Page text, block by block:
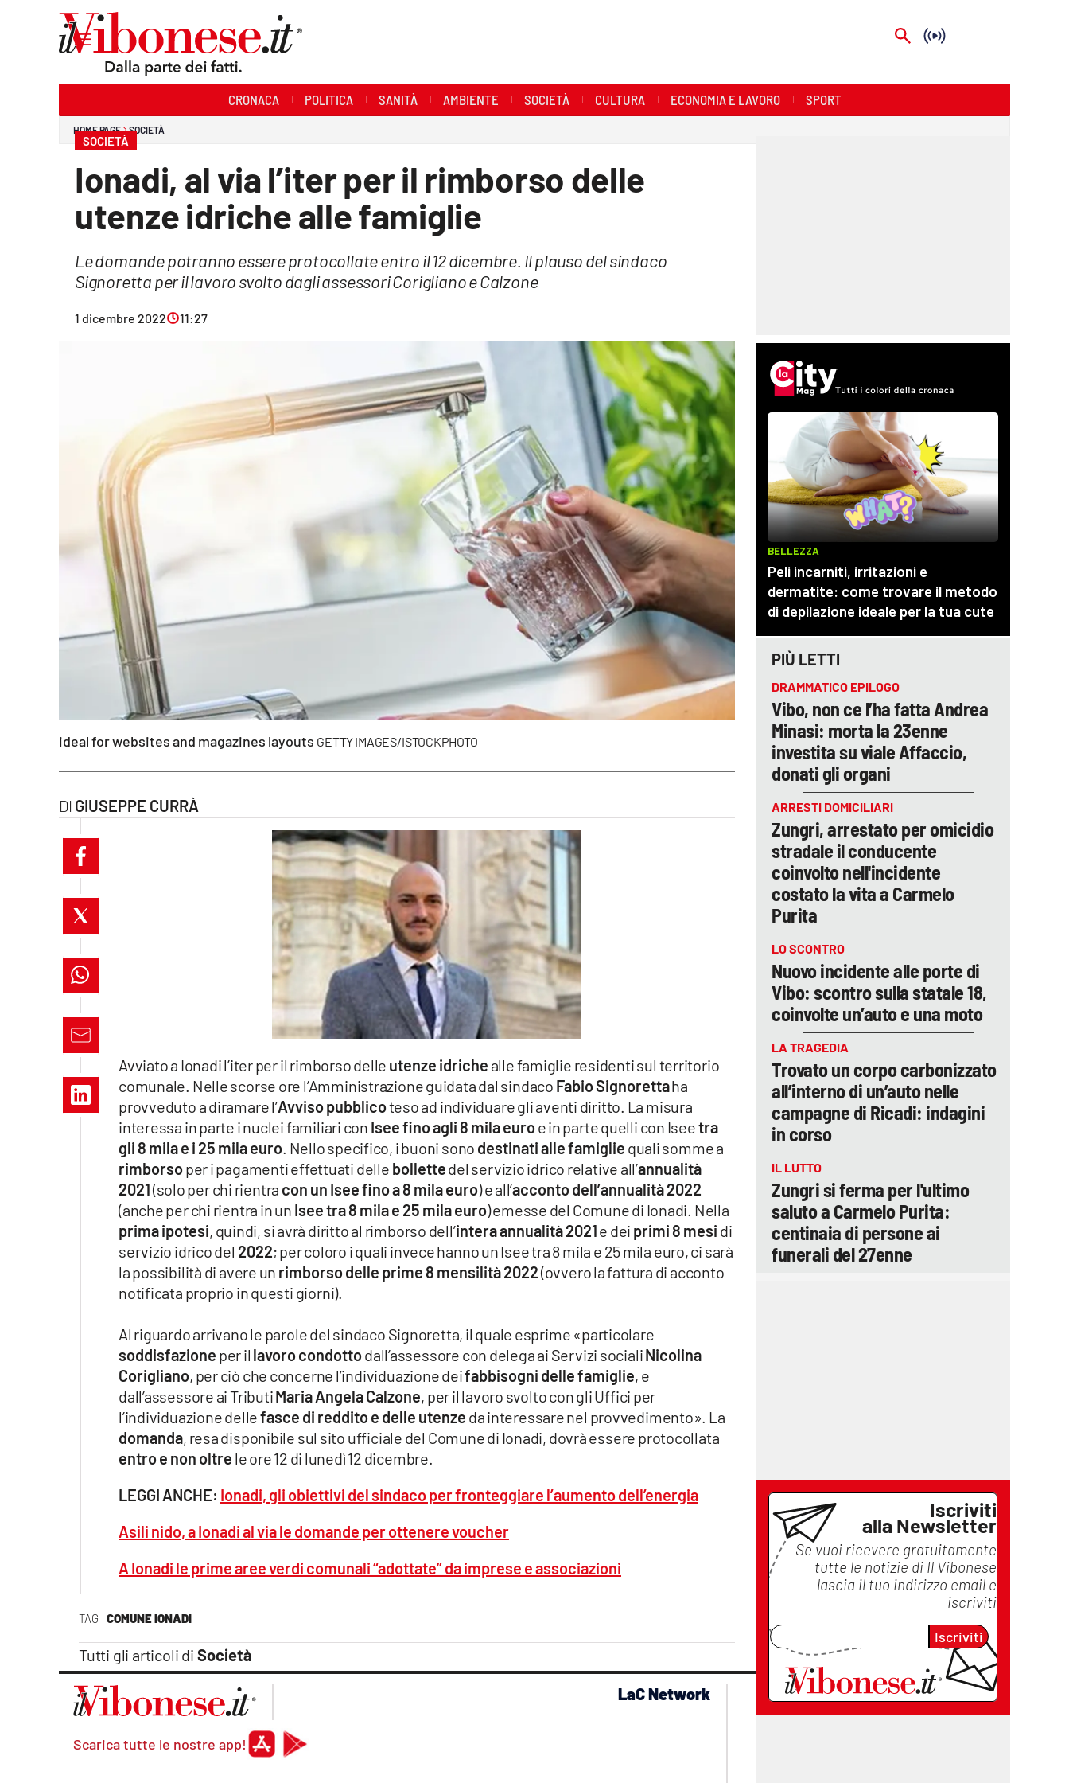
lacitymag.it
cosenzachannel.it
catanzarochannel.it
lacapitalenews.it
Vai
CRONACA POLITICA SANITÀ AMBIENTE SOCIETÀ CULTURA ECONOMIA E LAVORO SPORT
HOME PAGE SOCIETÀ
SOCIETÀ
Ionadi, al via l’iter per il rimborso delle
utenze idriche alle famiglie
ideal for websites and magazines layouts GETTY IMAGES/ISTOCKPHOTO
Le domande potranno essere protocollate entro il 12 dicembre. Il plauso del sindaco
Signoretta per il lavoro svolto dagli assessori Corigliano e Calzone
1 dicembre 2022 11:27
GIUSEPPE CURRÀ
TAG COMUNE IONADI
Tutti gli articoli di Società
Avviato a Ionadi l’iter per il rimborso delle utenze idriche alle famiglie residenti sul territorio
comunale. Nelle scorse ore l’Amministrazione guidata dal sindaco Fabio Signorettaha
provveduto a diramare l’Avviso pubblicoteso ad individuare gli aventi diritto. La misura
interessa in parte i nuclei familiari con Isee fino agli 8 mila euroe in parte quelli con Iseetra
gli 8 mila e i 25 mila euro . Nello specifico, i buoni sono destinati alle famiglie quali somme a
rimborsoper i pagamenti effettuati delle bollettedel servizio idrico relative all’annualità
2021(solo per chi rientra con un Isee fino a 8 mila euro) e all’acconto dell’annualità 2022
(anche per chi rientra in un Isee tra 8 mila e 25 mila euro) emesse del Comune di Ionadi. Nella
prima ipotesi, quindi, si avrà diritto al rimborso dell’intera annualità 2021e dei primi 8 mesi di
servizio idrico del 2022; per coloro i quali invece hanno un Isee tra 8 mila e 25 mila euro, ci sarà
la possibilità di avere un rimborso delle prime 8 mensilità 2022(ovvero la fattura di acconto
notificata proprio in questi giorni).
Al riguardo arrivano le parole del sindaco Signoretta, il quale esprime «particolare
soddisfazione per il lavoro condottodall’assessore con delega ai Servizi socialiNicolina
Corigliano, per ciò che concerne l’individuazione deifabbisogni delle famiglie, e
dall’assessore ai TributiMaria Angela Calzone, per il lavoro svolto con gli Uffici per
l’individuazione dellefasce di reddito e delle utenze da interessare nel provvedimento». La
domanda, resa disponibile sul sito ufficiale del Comune di Ionadi, dovrà essere protocollata
entro e non oltre le ore 12 di lunedì 12 dicembre.
LEGGI ANCHE: Ionadi, gli obiettivi del sindaco per fronteggiare l’aumento dell’energia
Asili nido, a Ionadi al via le domande per ottenere voucher
A Ionadi le prime aree verdi comunali “adottate” da imprese e associazioni
PIÙ LETTI
DRAMMATICO EPILOGO
Vibo, non ce l’ha fatta Andrea
Minasi: morta la 23enne
investita su viale Affaccio,
donati gli organi
ARRESTI DOMICILIARI
Zungri, arrestato per omicidio
stradale il conducente
coinvolto nell'incidente
costato la vita a Carmelo
Purita
LO SCONTRO
Nuovo incidente alle porte di
Vibo: scontro sulla statale 18,
coinvolte un’auto e una moto
LA TRAGEDIA
Trovato un corpo carbonizzato
all’interno di un’auto nelle
campagne di Ricadi: indagini
in corso
IL LUTTO
Zungri si ferma per l'ultimo
saluto a Carmelo Purita:
centinaia di persone ai
funerali del 27enne
Iscriviti
alla Newsletter
Se vuoi ricevere gratuitamente
tutte le notizie di Il Vibonese
lascia il tuo indirizzo email e
iscriviti
Iscriviti
Scarica tutte le nostre app!
LaC Network
lacplay.it
lacitymag.it